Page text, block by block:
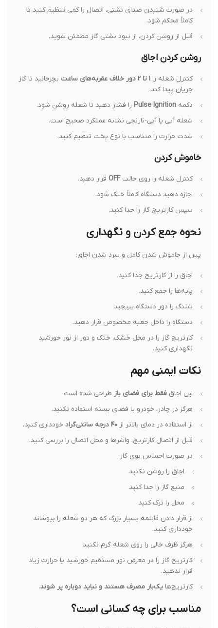
در صورت شنیدن صدای نشتی، اتصال را کمی تنظیم کنید تا
کاملاً محکم شود.
قبل از روشن کردن، از نبود نشتی گاز مطمئن شوید.
روشن کردن اجاق
کنترل شعله را۱ تا ۲ دور خلاف عقربه‌های ساعت
بچرخانید تا گاز
جریان پیدا کند.
دکمهPulse Ignitionرا فشار دهید تا شعله روشن شود.
شعله آبی یا آبی‑نارنجی نشانه عملکرد صحیح است.
شدت حرارت را متناسب با نوع پخت تنظیم کنید.
خاموش کردن
کنترل شعله را روی حالتOFF قرار دهید.
اجازه دهید دستگاه کاملاً خنک شود.
سپس کارتریج گاز را جدا کنید.
نحوه جمع کردن و نگهداری
پس از خاموش شدن کامل و سرد شدن اجاق:
اجاق را از کارتریج جدا کنید.
پایه‌ها را جمع کنید.
شلنگ را دور دستگاه بپیچید.
دستگاه را داخل جعبه مخصوص قرار دهید.
کارتریج گاز را در محل خشک، خنک و دور از نور خورشید
نگهداری کنید.
نکات ایمنی مهم
این اجاق فقط برای فضای بازطراحی شده است.
هرگز در چادر، خودرو یا فضای بسته استفاده نکنید.
از استفاده در دمای بالاتر از۴۰ درجه سانتی‌گراد
خودداری کنید.
قبل از اتصال کارتریج، واشرها و محل اتصال را بررسی کنید.
در صورت احساس بوی گاز:
اجاق را روشن نکنید
منبع گاز را جدا کنید
محل را ترک کنید
از قرار دادن قابلمه بسیار بزرگ که هر دو شعله را بپوشاند
خودداری کنید.
هرگز ظرف خالی را روی شعله گرم نکنید.
کارتریج گاز را در معرض نور مستقیم خورشید یا حرارت زیاد
قرار ندهید.
کارتریج‌هایک‌بار مصرف هستند و نباید دوباره پر شوند.
مناسب برای چه کسانی است؟